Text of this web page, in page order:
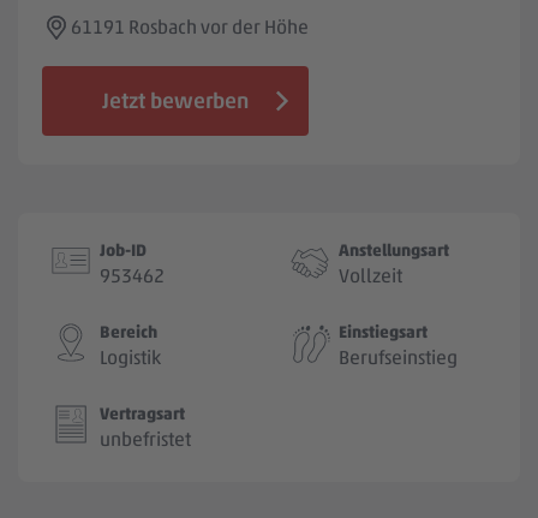
61191 Rosbach vor der Höhe
Jetzt bewerben
Job-ID
953462
Anstellungsart
Vollzeit
Bereich
Logistik
Einstiegsart
Berufseinstieg
Vertragsart
unbefristet